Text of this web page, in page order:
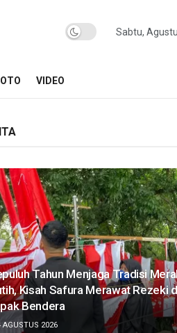
Sabtu,
VIDEO
Tahun Menjaga Tradisi
Kisah Safura Merawat Rezeki
Bendera
2026